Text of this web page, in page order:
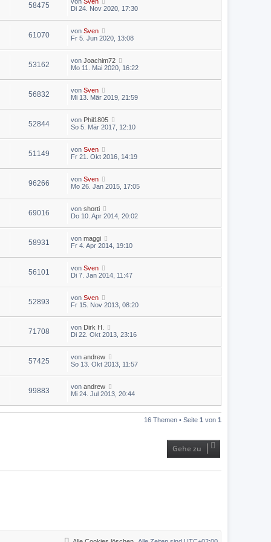
58475
Di 24. Nov 2020, 17:30
61070 von Sven
Fr 5. Jun 2020, 13:08
53162 von Joachim72
Mo 11. Mai 2020, 16:22
56832 von Sven
Mi 13. Mär 2019, 21:59
52844 von Phil1805
So 5. Mär 2017, 12:10
51149 von Sven
Fr 21. Okt 2016, 14:19
96266 von Sven
Mo 26. Jan 2015, 17:05
69016 von shorti
Do 10. Apr 2014, 20:02
58931 von maggi
Fr 4. Apr 2014, 19:10
56101 von Sven
Di 7. Jan 2014, 11:47
52893 von Sven
Fr 15. Nov 2013, 08:20
71708 von Dirk H.
Di 22. Okt 2013, 23:16
57425 von andrew
So 13. Okt 2013, 11:57
99883 von andrew
Mi 24. Jul 2013, 20:44
16 Themen • Seite 1 von 1
Gehe zu